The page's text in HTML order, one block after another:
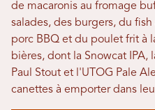
de macaronis au fromage
salades, des burgers, du
porc BBQ et du poulet frit à
bières, dont la Snowcat IPA,
Paul Stout et l'UTOG Pale
canettes à emporter dans